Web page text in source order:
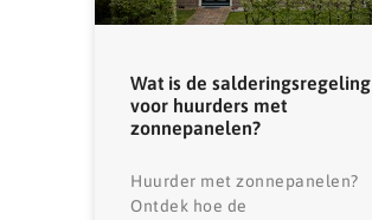
Wat is de salderingsregeling
voor huurders met
zonnepanelen?
Huurder met zonnepanelen?
Ontdek hoe de